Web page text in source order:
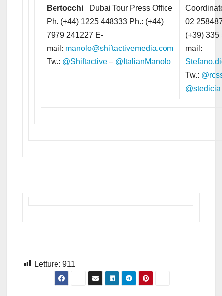
BertocchiDubai Tour Press Office
Ph. (+44) 1225 448333 Ph.: (+44)
7979 241227 E-
mail: manolo@shiftactivemedia.com
Tw.: @Shiftactive– @ItalianManolo
02
(+39) 335
mail:
Tw.:
@stedicia
Letture: 911